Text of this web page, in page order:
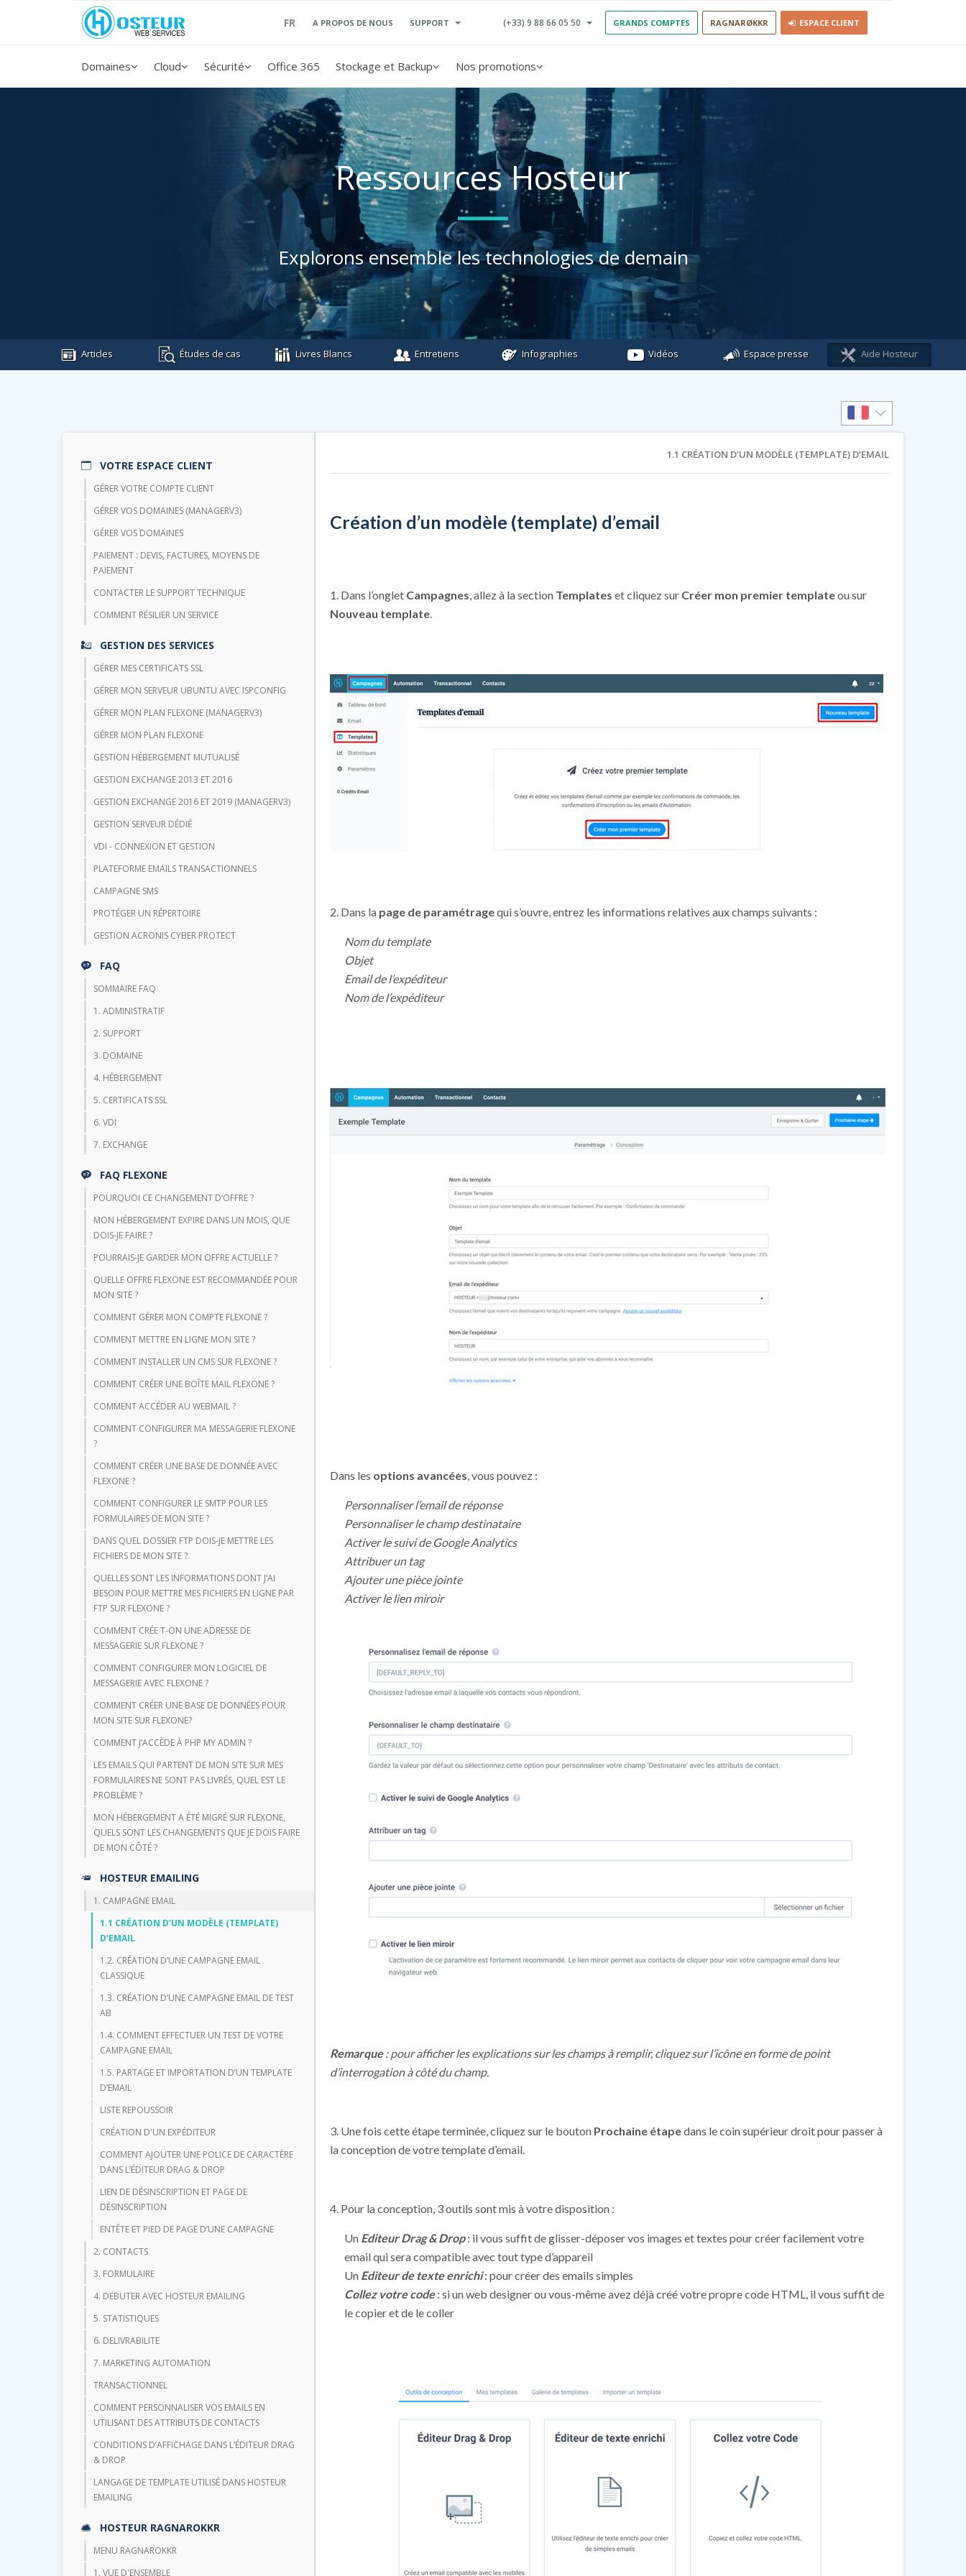
FR A PROPOS DE NOUS SUPPORT (+33) 9 88 66 05 50 GRANDS COMPTES RAGNARØKKR ESPACE CLIENT
Domaines Cloud Sécurité Office 365 Stockage et Backup Nos promotions
Ressources Hosteur
Explorons ensemble les technologies de demain
Articles Études de cas Livres Blancs Entretiens Infographies Vidéos Espace presse Aide Hosteur
VOTRE ESPACE CLIENT
GÉRER VOTRE COMPTE CLIENT
GÉRER VOS DOMAINES (MANAGERV3)
GÉRER VOS DOMAINES
PAIEMENT : DEVIS, FACTURES, MOYENS DE
PAIEMENT
CONTACTER LE SUPPORT TECHNIQUE
COMMENT RÉSILIER UN SERVICE
GESTION DES SERVICES
GÉRER MES CERTIFICATS SSL
GÉRER MON SERVEUR UBUNTU AVEC ISPCONFIG
GÉRER MON PLAN FLEXONE (MANAGERV3)
GÉRER MON PLAN FLEXONE
GESTION HÉBERGEMENT MUTUALISÉ
GESTION EXCHANGE 2013 ET 2016
GESTION EXCHANGE 2016 ET 2019 (MANAGERV3)
GESTION SERVEUR DÉDIÉ
VDI - CONNEXION ET GESTION
PLATEFORME EMAILS TRANSACTIONNELS
CAMPAGNE SMS
PROTÉGER UN RÉPERTOIRE
GESTION ACRONIS CYBER PROTECT
FAQ
SOMMAIRE FAQ
1. ADMINISTRATIF
2. SUPPORT
3. DOMAINE
4. HÉBERGEMENT
5. CERTIFICATS SSL
6. VDI
7. EXCHANGE
FAQ FLEXONE
POURQUOI CE CHANGEMENT D’OFFRE ?
MON HÉBERGEMENT EXPIRE DANS UN MOIS, QUE
DOIS-JE FAIRE ?
POURRAIS-JE GARDER MON OFFRE ACTUELLE ?
QUELLE OFFRE FLEXONE EST RECOMMANDÉE POUR
MON SITE ?
COMMENT GÉRER MON COMPTE FLEXONE ?
COMMENT METTRE EN LIGNE MON SITE ?
COMMENT INSTALLER UN CMS SUR FLEXONE ?
COMMENT CRÉER UNE BOÎTE MAIL FLEXONE ?
COMMENT ACCÉDER AU WEBMAIL ?
COMMENT CONFIGURER MA MESSAGERIE FLEXONE
?
COMMENT CRÉER UNE BASE DE DONNÉE AVEC
FLEXONE ?
COMMENT CONFIGURER LE SMTP POUR LES
FORMULAIRES DE MON SITE ?
DANS QUEL DOSSIER FTP DOIS-JE METTRE LES
FICHIERS DE MON SITE ?
QUELLES SONT LES INFORMATIONS DONT J’AI
BESOIN POUR METTRE MES FICHIERS EN LIGNE PAR
FTP SUR FLEXONE ?
COMMENT CRÉE T-ON UNE ADRESSE DE
MESSAGERIE SUR FLEXONE ?
COMMENT CONFIGURER MON LOGICIEL DE
MESSAGERIE AVEC FLEXONE ?
COMMENT CRÉER UNE BASE DE DONNÉES POUR
MON SITE SUR FLEXONE?
COMMENT J’ACCÈDE À PHP MY ADMIN ?
LES EMAILS QUI PARTENT DE MON SITE SUR MES
FORMULAIRES NE SONT PAS LIVRÉS, QUEL EST LE
PROBLÈME ?
MON HÉBERGEMENT A ÉTÉ MIGRÉ SUR FLEXONE,
QUELS SONT LES CHANGEMENTS QUE JE DOIS FAIRE
DE MON CÔTÉ ?
HOSTEUR EMAILING
1. CAMPAGNE EMAIL
1.1 CRÉATION D’UN MODÈLE (TEMPLATE)
D’EMAIL
1.2. CRÉATION D’UNE CAMPAGNE EMAIL
CLASSIQUE
1.3. CRÉATION D’UNE CAMPAGNE EMAIL DE TEST
AB
1.4. COMMENT EFFECTUER UN TEST DE VOTRE
CAMPAGNE EMAIL
1.5. PARTAGE ET IMPORTATION D’UN TEMPLATE
D’EMAIL
LISTE REPOUSSOIR
CRÉATION D'UN EXPÉDITEUR
COMMENT AJOUTER UNE POLICE DE CARACTÈRE
DANS L’ÉDITEUR DRAG & DROP
LIEN DE DÉSINSCRIPTION ET PAGE DE
DÉSINSCRIPTION
ENTÊTE ET PIED DE PAGE D’UNE CAMPAGNE
2. CONTACTS
3. FORMULAIRE
4. DEBUTER AVEC HOSTEUR EMAILING
5. STATISTIQUES
6. DELIVRABILITE
7. MARKETING AUTOMATION
TRANSACTIONNEL
COMMENT PERSONNALISER VOS EMAILS EN
UTILISANT DES ATTRIBUTS DE CONTACTS
CONDITIONS D’AFFICHAGE DANS L’ÉDITEUR DRAG
& DROP
LANGAGE DE TEMPLATE UTILISÉ DANS HOSTEUR
EMAILING
HOSTEUR RAGNAROKKR
MENU RAGNAROKKR
1. VUE D'ENSEMBLE
1.1 CRÉATION D’UN MODÈLE (TEMPLATE) D’EMAIL
Création d’un modèle (template) d’email
1. Dans l’onglet Campagnes, allez à la section Templates et cliquez sur Créer mon premier templateou sur
Nouveau template.
2. Dans la page de paramétragequi s’ouvre, entrez les informations relatives aux champs suivants :
Nom du template
Objet
Email de l’expéditeur
Nom de l’expéditeur
Dans les options avancées, vous pouvez :
Personnaliser l’email de réponse
Personnaliser le champ destinataire
Activer le suivi de Google Analytics
Attribuer un tag
Ajouter une pièce jointe
Activer le lien miroir
Remarque: pour afficher les explications sur les champs à remplir, cliquez sur l’icône en forme de point
d’interrogation à côté du champ.
3. Une fois cette étape terminée, cliquez sur le bouton Prochaine étapedans le coin supérieur droit pour passer à
la conception de votre template d’email.
4. Pour la conception, 3 outils sont mis à votre disposition :
Un Editeur Drag & Drop: il vous suffit de glisser-déposer vos images et textes pour créer facilement votre
email qui sera compatible avec tout type d’appareil
Un Editeur de texte enrichi: pour créer des emails simples
Collez votre code: si un web designer ou vous-même avez déjà créé votre propre code HTML, il vous suffit de
le copier et de le coller